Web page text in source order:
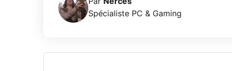
Par Nerces
Spécialiste PC & Gaming